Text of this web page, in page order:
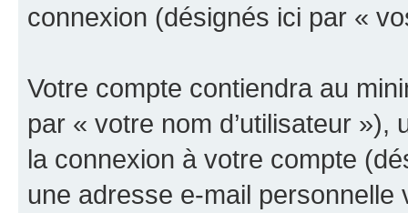
connexion (désignés ici par «
Votre compte contiendra au
par « votre nom d’utilisateur
la connexion à votre compte
une adresse e-mail